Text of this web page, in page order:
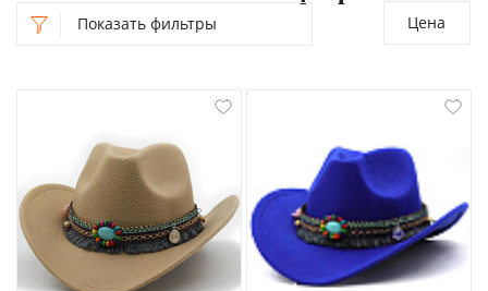
Показать фильтры Цена